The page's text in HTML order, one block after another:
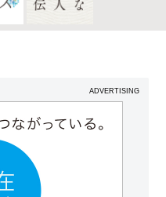
ADVERTISING